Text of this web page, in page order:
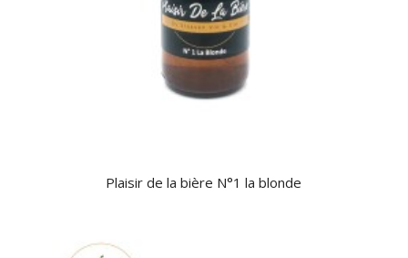
Plaisir de la bière N°1 la blonde